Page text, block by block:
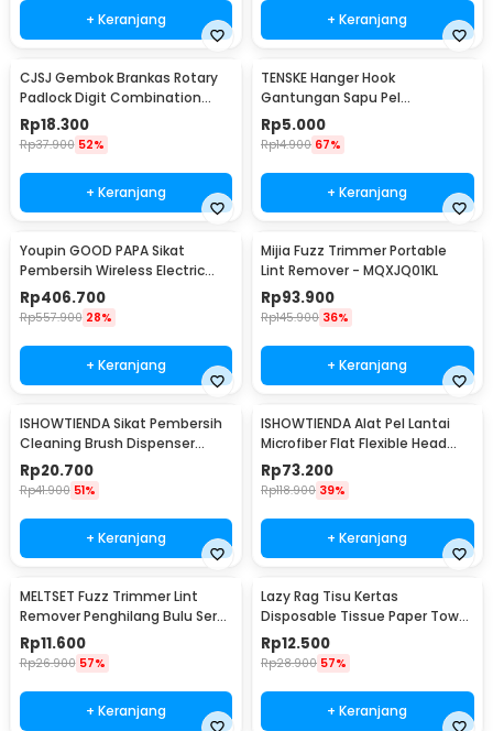
+ Keranjang + Keranjang
CJSJ Gembok Brankas Rotary
Padlock Digit Combination
Padlock - CH-209
Rp18.300
Rp37.900 52%
+ Keranjang
TENSKE Hanger Hook
Gantungan Sapu Pel
Multifungsi 1 PCS - GF-016
Rp5.000
Rp14.900 67%
+ Keranjang
Youpin GOOD PAPA Sikat
Pembersih Wireless Electric
Cleaning - CL99
Rp406.700
Rp557.900 28%
+ Keranjang
Mijia Fuzz Trimmer Portable
Lint Remover - MQXJQ01KL
Rp93.900
Rp145.900 36%
+ Keranjang
ISHOWTIENDA Sikat Pembersih
Cleaning Brush Dispenser
Sabun Air - S0026
Rp20.700
Rp41.900 51%
+ Keranjang
ISHOWTIENDA Alat Pel Lantai
Microfiber Flat Flexible Head
with Bucket - FMI60
Rp73.200
Rp118.900 39%
+ Keranjang
MELTSET Fuzz Trimmer Lint
Remover Penghilang Bulu Serat
Kain - CV8805
Rp11.600
Rp26.900 57%
+ Keranjang
Lazy Rag Tisu Kertas
Disposable Tissue Paper Towel
1 Roll (50 Helai) - MB104P
Rp12.500
Rp28.900 57%
+ Keranjang